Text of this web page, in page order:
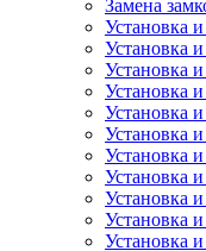
Замена
Установка
Установка
Установка
Установка
Установка
Установка
Установка
Установка
Установка
Установка
Установка